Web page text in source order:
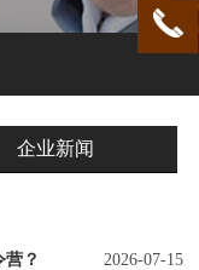
企业新闻
？ 2026-07-15